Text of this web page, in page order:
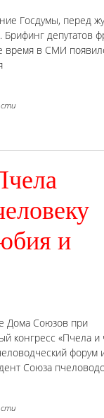
Госдумы, перед
в СМИ
и
Дома Союзов при
конгресс «Пчела
Союза